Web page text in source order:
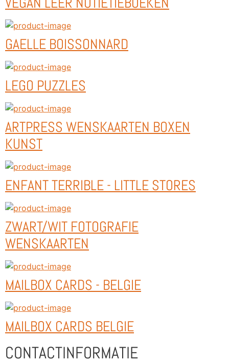
GAELLE BOISSONNARD
LEGO PUZZLES
ARTPRESS WENSKAARTEN BOXEN
KUNST
ENFANT TERRIBLE - LITTLE STORES
ZWART/WIT FOTOGRAFIE
WENSKAARTEN
MAILBOX CARDS - BELGIE
MAILBOX CARDS BELGIE
CONTACTINFORMATIE